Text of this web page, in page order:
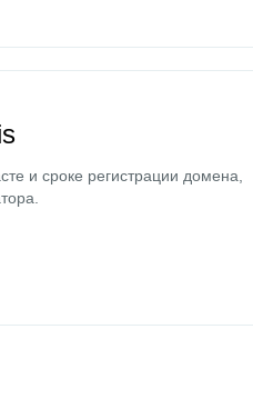
и сроке регистрации домена,